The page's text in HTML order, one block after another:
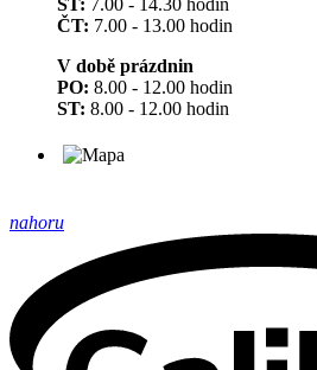
ST: 7.00 - 14.30 hodin
ČT: 7.00 - 13.00 hodin
V době prázdnin
PO: 8.00 - 12.00 hodin
ST: 8.00 - 12.00 hodin
nahoru